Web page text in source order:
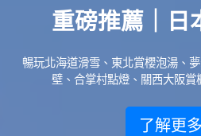
重磅推薦｜日
暢玩北海道滑雪、東北賞櫻泡湯、
壁、合掌村點燈、關西大阪賞
了解更